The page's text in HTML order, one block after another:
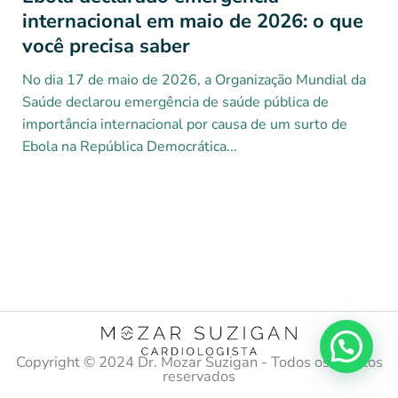
internacional em maio de 2026: o que
você precisa saber
No dia 17 de maio de 2026, a Organização Mundial da
Saúde declarou emergência de saúde pública de
importância internacional por causa de um surto de
Ebola na República Democrática...
Copyright ©️ 2024 Dr. Mozar Suzigan - Todos os direitos
reservados